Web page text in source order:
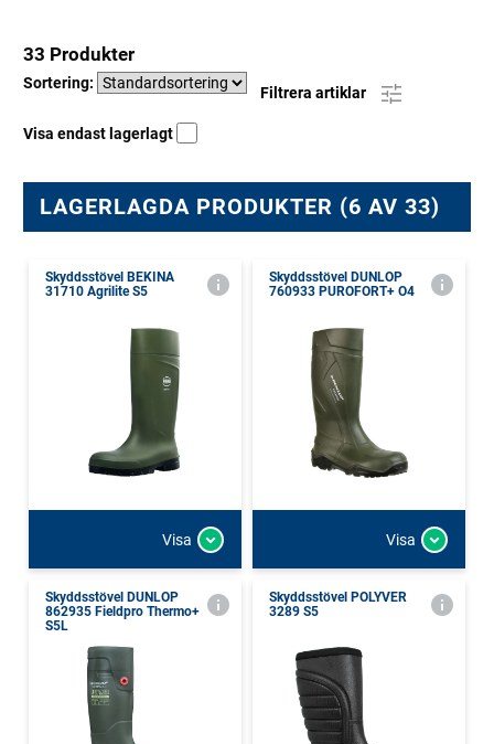
33 Produkter
Sortering:
Filtrera artiklar
Visa endast lagerlagt
LAGERLAGDA PRODUKTER (6 AV 33)
Skyddsstövel BEKINA
31710 Agrilite S5
Visa
Skyddsstövel DUNLOP
760933 PUROFORT+ O4
Visa
Skyddsstövel DUNLOP
862935 Fieldpro Thermo+
S5L
Skyddsstövel POLYVER
3289 S5